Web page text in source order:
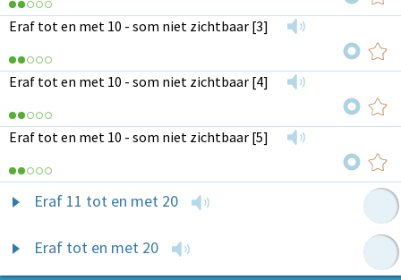
Eraf tot en met 10 - som niet zichtbaar [3]
Eraf tot en met 10 - som niet zichtbaar [4]
Eraf tot en met 10 - som niet zichtbaar [5]
Eraf 11 tot en met 20
Eraf tot en met 20